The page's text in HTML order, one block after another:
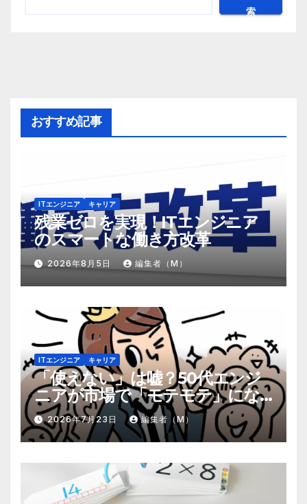
索
おすすめ記事
ITエンジニア キャリア
残業ゼロを実現！ITエンジニア
のスマートな働き方改革
2026年8月5日 編集者（M）
ITエンジニア キャリア
「使えない」は嘘？50代エンジ
ニアが市場で「モテモテ」にな
るための8個の強み
2026年7月23日 編集者（M）